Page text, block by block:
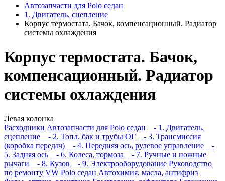
Автозапчасти для Polo седан
1. Двигатель, сцепление
Корпус термостата. Бачок, компенсационный. Pадиатор
системы охлаждения
Корпус термостата. Бачок,
компенсационный. Pадиатор
системы охлаждения
Левая колонка
Расходники Автозапчасти для Polo седан
- 1. Двигатель,
сцепление
- 2. Топл. бак и трубы ОГ
- 3. Трансмиссия
(коробка передач)
- 4. Передняя ось, рулевое управление
-
5. Задняя ось
- 6. Колеса, тормоза
- 7. Ручные и ножные
рычаги
- 8. Кузов - 9. Электрооборудование Руководство
по ремонту VW Polo седан Автохимия, масла, антифриз